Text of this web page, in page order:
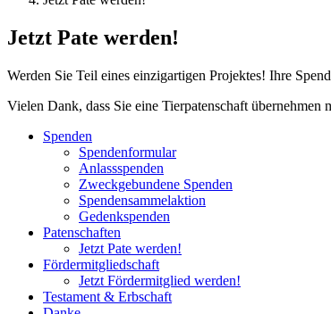
Jetzt Pate werden!
Werden Sie Teil eines einzigartigen Projektes! Ihre
Vielen Dank, dass Sie eine Tierpatenschaft
Spenden
Spendenformular
Anlassspenden
Zweckgebundene Spenden
Spendensammelaktion
Gedenkspenden
Patenschaften
Jetzt Pate werden!
Fördermitgliedschaft
Jetzt Fördermitglied werden!
Testament & Erbschaft